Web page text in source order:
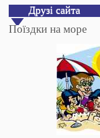
Друзі сайта
Поїздки на море